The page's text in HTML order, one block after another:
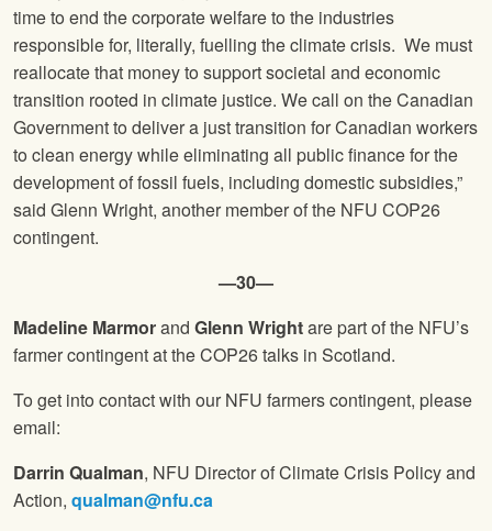
time to end the corporate welfare to the industries
responsible for, literally, fuelling the climate crisis. We must
reallocate that money to support societal and economic
transition rooted in climate justice. We call on the Canadian
Government to deliver a just transition for Canadian workers
to clean energy while eliminating all public finance for the
development of fossil fuels, including domestic subsidies,”
said Glenn Wright, another member of the NFU COP26
contingent.
—30—
Madeline Marmorand Glenn Wrightare part of the NFU’s
farmer contingent at the COP26 talks in Scotland.
To get into contact with our NFU farmers contingent, please
email:
Darrin Qualman, NFU Director of Climate Crisis Policy and
Action, qualman@nfu.ca